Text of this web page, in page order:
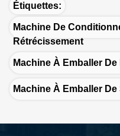
Étiquettes:
Machine De
Rétrécissement
Machine À Emballer
Machine À Emballer